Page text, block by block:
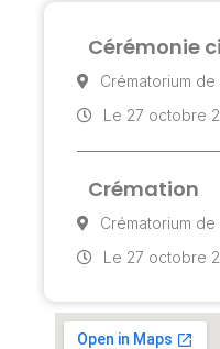
Cérémonie
Crématorium
Le 27 octobre
Crémation
Crématorium
Le 27 octobre